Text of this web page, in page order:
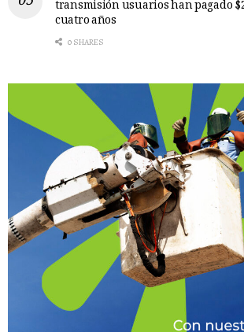
transmisión usuarios han pagado
cuatro años
0 SHARES